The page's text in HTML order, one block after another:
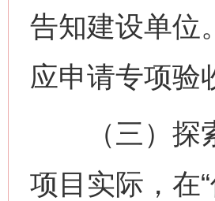
告知建设单位
应申请专项验
（三）探索
项目实际，在